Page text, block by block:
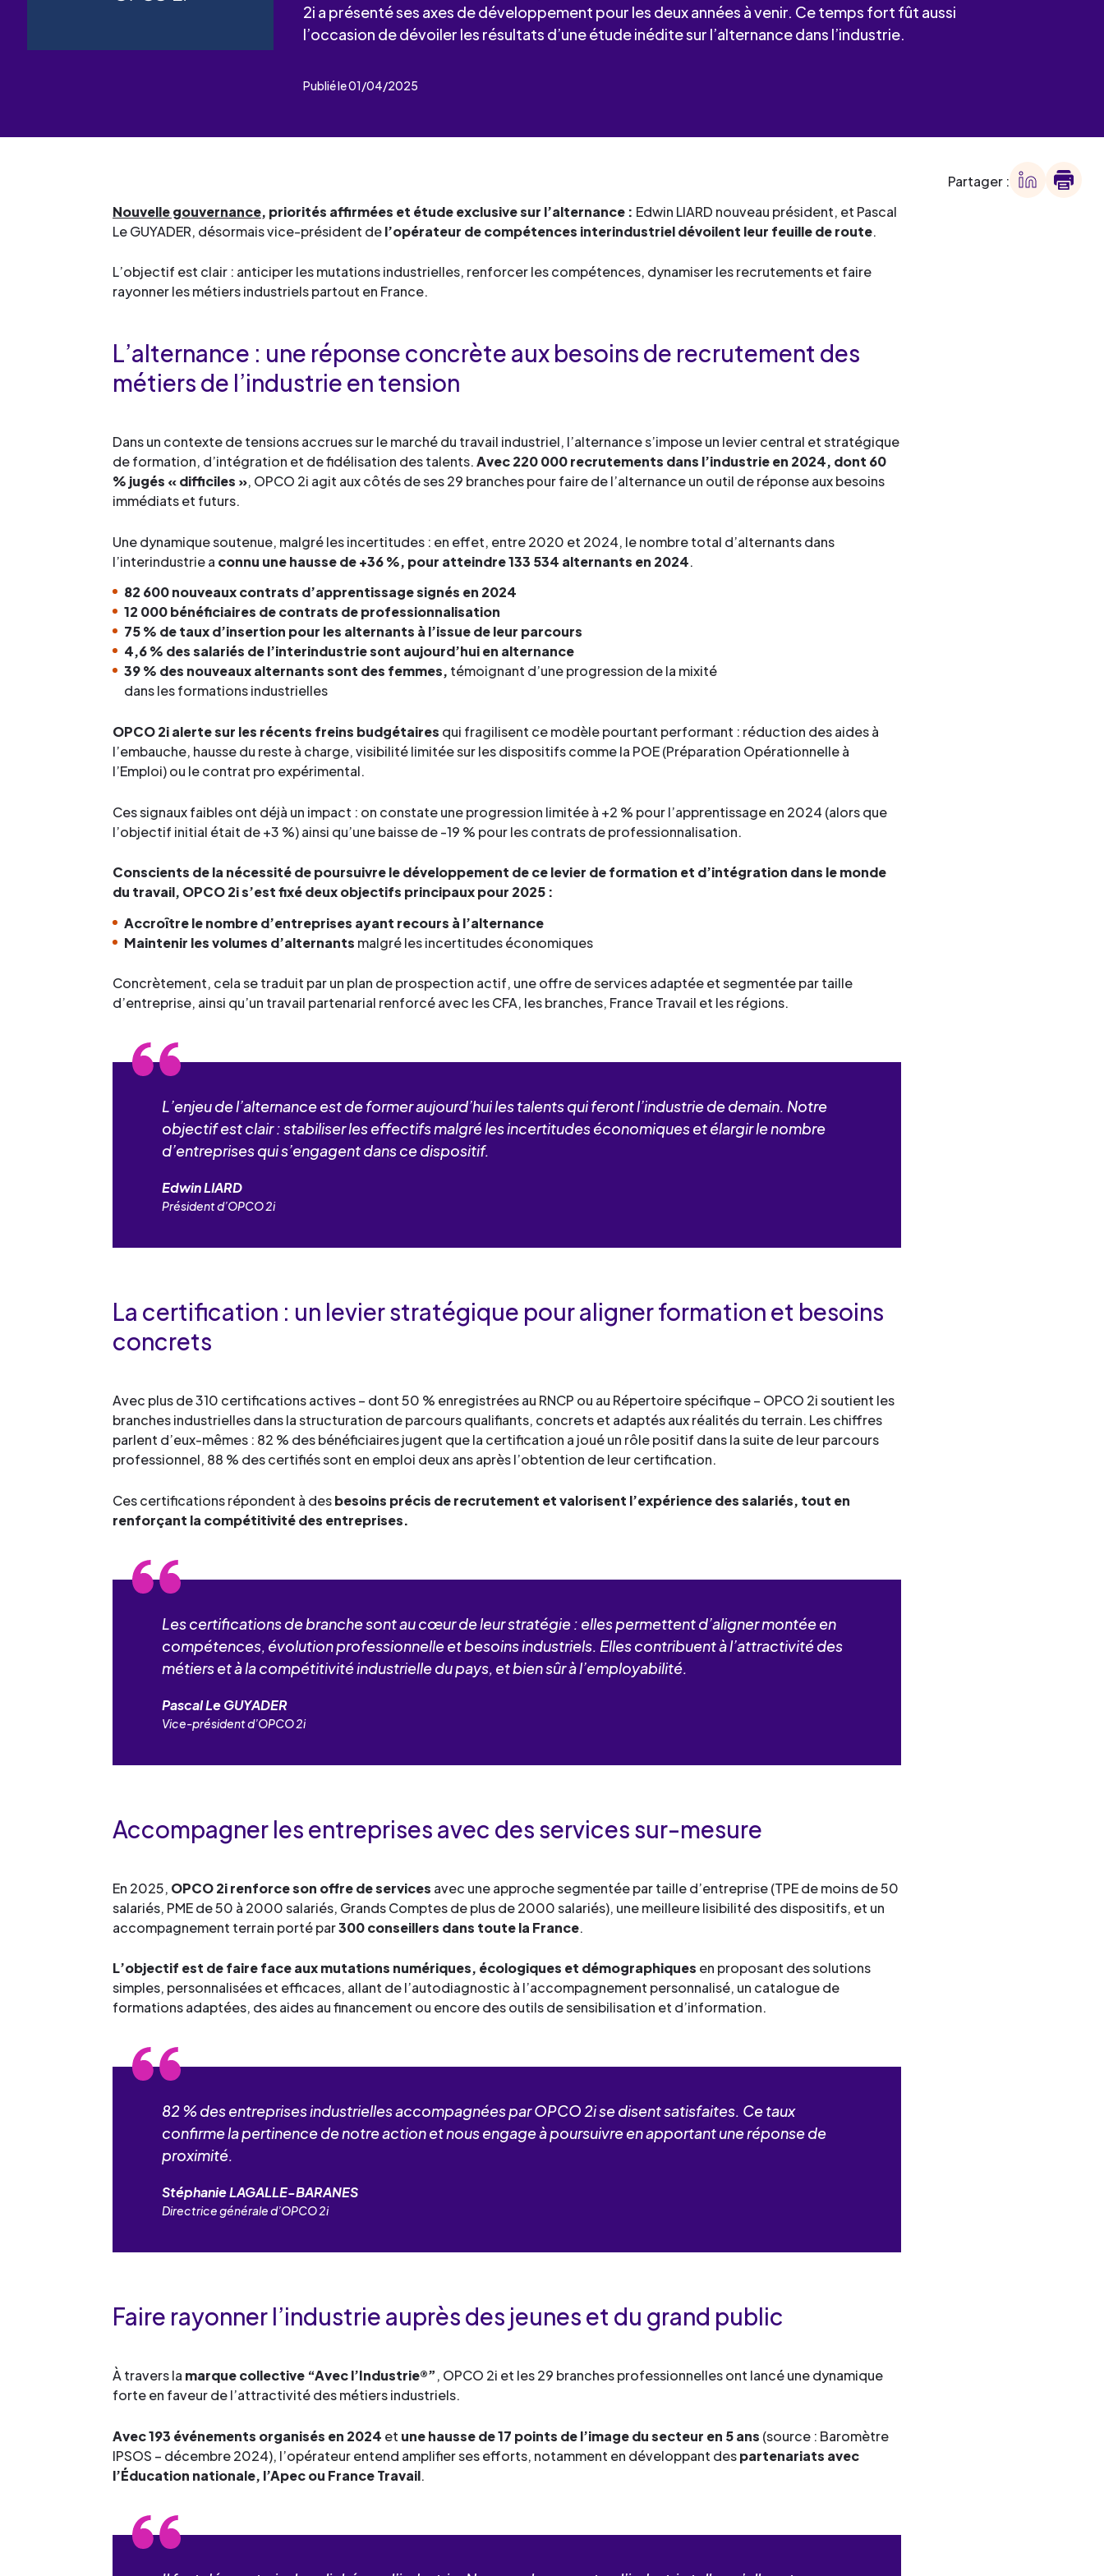
de services
mesure pour le développement des
compétences et la formation
Déployer le digital
compétences
Façonner les talents
Un partenaire
Découvrez toute notre offre
Espace presse
2i a présenté ses axes de développement pour les deux années à venir. Ce temps fort fût aussi
l’occasion de dévoiler les résultats d’une étude inédite sur l’alternance dans l’industrie.
Publié le 01/04/2025
Partager :
Nouvelle gouvernance, priorités affirmées et étude exclusive sur l’alternance : Edwin LIARD nouveau président, et Pascal
Le GUYADER, désormais vice-président del’opérateur de compétences interindustriel dévoilent leur feuille de route.
L’objectif est clair : anticiper les mutations industrielles, renforcer les compétences, dynamiser les recrutements et faire
rayonner les métiers industriels partout en France.
L’alternance : une réponse concrète aux besoins de recrutement des
métiers de l’industrie en tension
Dans un contexte de tensions accrues sur le marché du travail industriel, l’alternance s’impose un levier central et stratégique
de formation, d’intégration et de fidélisation des talents.Avec 220 000 recrutements dans l’industrie en 2024, dont 60
% jugés « difficiles », OPCO 2i agit aux côtés de ses 29 branches pour faire de l’alternance un outil de réponse aux besoins
immédiats et futurs.
Une dynamique soutenue, malgré les incertitudes : en effet, entre 2020 et 2024, le nombre total d’alternants dans
l’interindustrie a connu une hausse de +36 %, pour atteindre 133 534 alternants en 2024.
82 600 nouveaux contrats d’apprentissage signés en 2024
12 000 bénéficiaires de contrats de professionnalisation
75 % de taux d’insertion pour les alternants à l’issue de leur parcours
4,6 % des salariés de l’interindustrie sont aujourd’hui en alternance
39 % des nouveaux alternants sont des femmes, témoignant d’une progression de la mixité
dans les formations industrielles
OPCO 2i alerte sur les récents freins budgétaires qui fragilisent ce modèle pourtant performant : réduction des aides à
l’embauche, hausse du reste à charge, visibilité limitée sur les dispositifs comme la POE (Préparation Opérationnelle à
l’Emploi) ou le contrat pro expérimental.
Ces signaux faibles ont déjà un impact : on constate une progression limitée à +2 % pour l’apprentissage en 2024 (alors que
l’objectif initial était de +3 %) ainsi qu’une baisse de -19 % pour les contrats de professionnalisation.
Conscients de la nécessité de poursuivre le développement de ce levier de formation et d’intégration dans le monde
du travail, OPCO 2i s’est fixé deux objectifs principaux pour 2025 :
Accroître le nombre d’entreprises ayant recours à l’alternance
Maintenir les volumes d’alternants malgré les incertitudes économiques
Concrètement, cela se traduit par un plan de prospection actif, une offre de services adaptée et segmentée par taille
d’entreprise, ainsi qu’un travail partenarial renforcé avec les CFA, les branches, France Travail et les régions.
L’enjeu de l’alternance est de former aujourd’hui les talents qui feront l’industrie de demain. Notre
objectif est clair : stabiliser les effectifs malgré les incertitudes économiques et élargir le nombre
d’entreprises qui s’engagent dans ce dispositif.
Edwin LIARD
Président d’OPCO 2i
La certification : un levier stratégique pour aligner formation et besoins
concrets
Avec plus de 310 certifications actives – dont 50 % enregistrées au RNCP ou au Répertoire spécifique – OPCO 2i soutient les
branches industrielles dans la structuration de parcours qualifiants, concrets et adaptés aux réalités du terrain. Les chiffres
parlent d’eux-mêmes : 82 % des bénéficiaires jugent que la certification a joué un rôle positif dans la suite de leur parcours
professionnel, 88 % des certifiés sont en emploi deux ans après l’obtention de leur certification.
Ces certifications répondent à desbesoins précis de recrutement et valorisent l’expérience des salariés, tout en
renforçant la compétitivité des entreprises.
Les certifications de branche sont au cœur de leur stratégie : elles permettent d’aligner montée en
compétences, évolution professionnelle et besoins industriels. Elles contribuent à l’attractivité des
métiers et à la compétitivité industrielle du pays, et bien sûr à l’employabilité.
Pascal Le GUYADER
Vice-président d’OPCO 2i
Accompagner les entreprises avec des services sur-mesure
En 2025, OPCO 2i renforce son offre de services avec une approche segmentée par taille d’entreprise (TPE de moins de 50
salariés, PME de 50 à 2000 salariés, Grands Comptes de plus de 2000 salariés), une meilleure lisibilité des dispositifs, et un
accompagnement terrain porté par300 conseillers dans toute la France.
L’objectif est de faire face aux mutations numériques, écologiques et démographiques en proposant des solutions
simples, personnalisées et efficaces, allant de l’autodiagnostic à l’accompagnement personnalisé, un catalogue de
formations adaptées, des aides au financement ou encore des outils de sensibilisation et d’information.
82 % des entreprises industrielles accompagnées par OPCO 2i se disent satisfaites. Ce taux
confirme la pertinence de notre action et nous engage à poursuivre en apportant une réponse de
proximité.
Stéphanie LAGALLE-BARANES
Directrice générale d’OPCO 2i
Faire rayonner l’industrie auprès des jeunes et du grand public
À travers la marque collective “Avec l’Industrie®”, OPCO 2i et les 29 branches professionnelles ont lancé une dynamique
forte en faveur de l’attractivité des métiers industriels.
Avec 193 événements organisés en 2024 et une hausse de 17 points de l’image du secteur en 5 ans (source : Baromètre
IPSOS – décembre 2024), l’opérateur entend amplifier ses efforts, notamment en développant despartenariats avec
l’Éducation nationale, l’Apec ou France Travail.